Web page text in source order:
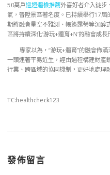
50萬戶巡迴體檢推薦外喜好者介入徒步
氣，晉陞景區著名度。已持續舉行17
期將融會星空不雅測、帳篷露營等沉醉
區將持續深化‘游玩+體育+N’的融會成
專家以為，“游玩+體育”的融會佈
一頭連著平易近生，經由過程構建財產
行業、跨區域的協同機制，更好地處理
TC:healthcheck123
發佈留言